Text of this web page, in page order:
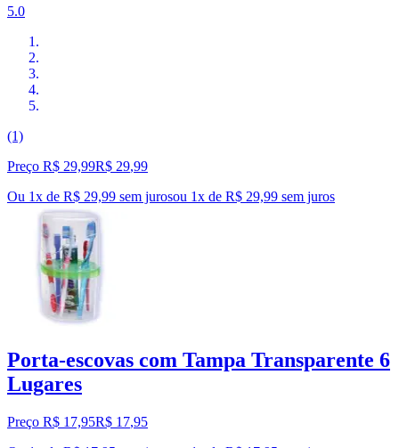
5.0
(1)
Preço R$ 29,99R$ 29,99
Ou 1x de R$ 29,99 sem jurosou 1x de R$ 29,99 sem juros
Porta-escovas com Tampa Transparente 6
Lugares
Preço R$ 17,95R$ 17,95